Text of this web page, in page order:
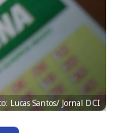
Lucas Santos/ Jornal DCI